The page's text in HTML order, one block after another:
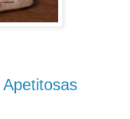
Apetitosas